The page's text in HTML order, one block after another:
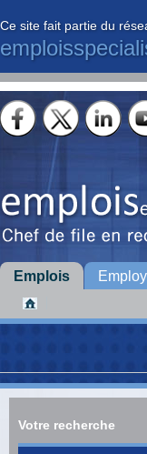
Ce site fait partie du
Emplois
Votre recherche